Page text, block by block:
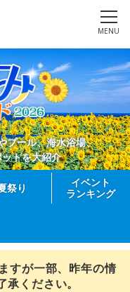
MENU
プール、海水浴場、
トを大紹介
祭り
イベント
ランキング
すが一部、昨年の情
ください。